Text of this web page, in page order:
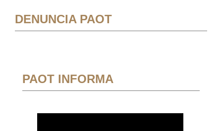
DENUNCIA PAOT
PAOT INFORMA